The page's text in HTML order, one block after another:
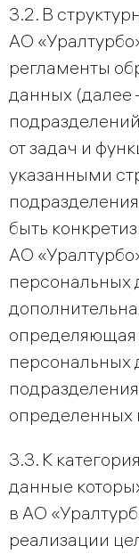
3.2. В
АО
регламенты
данных (далее
от задач и
указанными
быть
АО
персональных
определяющая
персональных
определенных
3.3. К
данные
в АО
реализации